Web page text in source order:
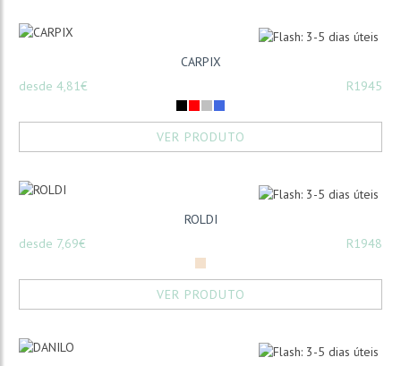
CARPIX
desde 4,81€
R1945
VER PRODUTO
ROLDI
desde 7,69€
R1948
VER PRODUTO